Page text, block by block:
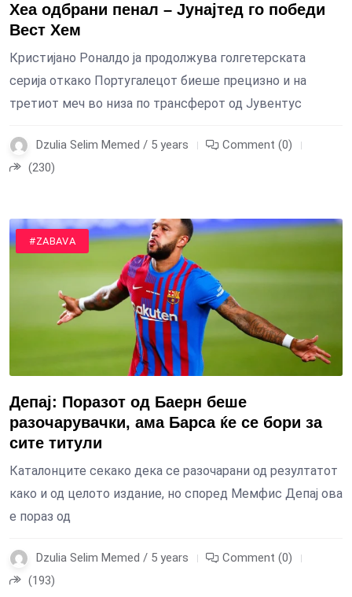
Хеа одбрани пенал – Јунајтед го победи
Вест Хем
Кристијано Роналдо ја продолжува голгетерската
серија откако Португалецот биеше прецизно и на
третиот меч во низа по трансферот од Јувентус
Dzulia Selim Memed / 5 years
Comment (0)
(230)
#SPORT
#ZABAVA
Депај: Поразот од Баерн беше
разочарувачки, ама Барса ќе се бори за
сите титули
Каталонците секако дека се разочарани од резултатот
како и од целото издание, но според Мемфис Депај ова
е пораз од
Dzulia Selim Memed / 5 years
Comment (0)
(193)